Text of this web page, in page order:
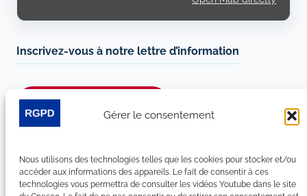
Gérer le consentement
Nous utilisons des technologies telles que les cookies pour stocker et/ou
accéder aux informations des appareils. Le fait de consentir à ces
technologies vous permettra de consulter les vidéos Youtube dans le site
Inscrivez-vous à notre lettre d’information
Je m’abonne à la newsletter
LinkedIn
YouTube
Facebook
Bluesky